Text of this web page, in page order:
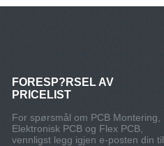
FORESP?RSEL AV
PRICELIST
For spørsmål om PCB Montering,
Elektronisk PCB og Flex PCB,
vennligst legg igjen e-posten din til